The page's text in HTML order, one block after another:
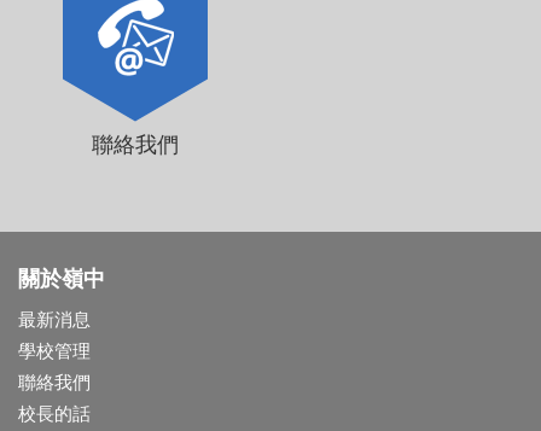
聯絡我們
關於嶺中
最新消息
學校管理
聯絡我們
校長的話